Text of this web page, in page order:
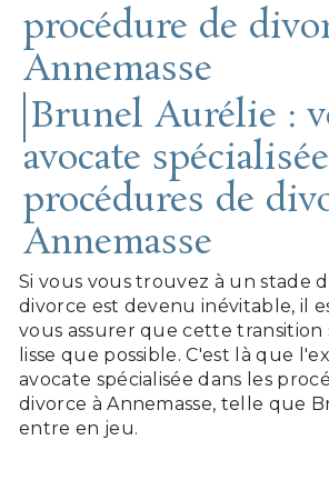
procédure de
Annemasse
Brunel Aurélie :
avocate
procédures de
Annemasse
Si vous vous trouvez à un stade
divorce est devenu inévitable, il
vous assurer que cette transition
lisse que possible. C'est là que
avocate spécialisée dans les
divorce à Annemasse, telle que
entre en jeu.